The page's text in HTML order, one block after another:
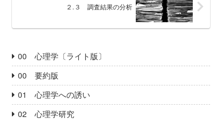
２.３ 調査結果の分析
00 心理学〔ライト版〕
00 要約版
01 心理学への誘い
02 心理学研究